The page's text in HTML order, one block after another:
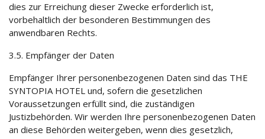
dies zur Erreichung dieser Zwecke erforderlich ist,
vorbehaltlich der besonderen Bestimmungen des
anwendbaren Rechts.
3.5. Empfänger der Daten
Empfänger Ihrer personenbezogenen Daten sind das THE
SYNTOPIA HOTEL und, sofern die gesetzlichen
Voraussetzungen erfüllt sind, die zuständigen
Justizbehörden. Wir werden Ihre personenbezogenen Daten
an diese Behörden weitergeben, wenn dies gesetzlich,